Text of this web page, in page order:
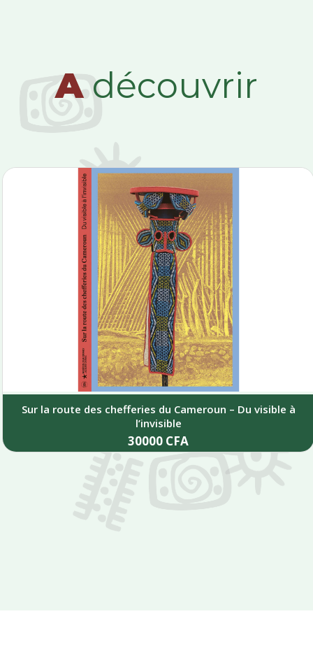
Adécouvrir
Sur la route des chefferies du Cameroun – Du visible à
l’invisible
30000 CFA